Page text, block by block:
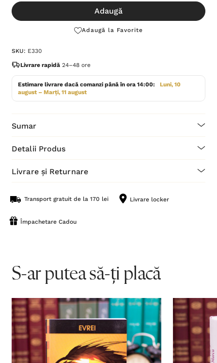
te!
Stocul
Adaugă
Adaugă la Favorite
SKU: E330
Livrare rapidă 24–48 ore
Estimare livrare dacă comanzi până în ora 14:00:
Luni, 10
august – Marți, 11 august
Sumar
Detalii Produs
Livrare și Returnare
Transport gratuit de la 170 lei Livrare locker
Împachetare Cadou
S-ar putea să-ți placă